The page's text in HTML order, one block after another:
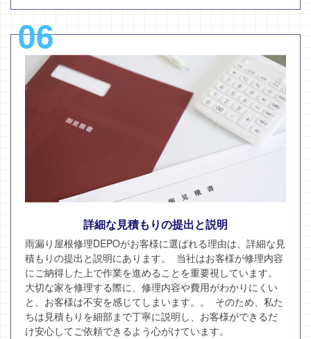
06
詳細な見積もりの提出と説明
雨漏り屋根修理DEPOがお客様に選ばれる理由は、詳細な見
積もりの提出と説明にあります。 当社はお客様が修理内容
にご納得した上で作業を進めることを重要視しています。
大切な家を修理する際に、修理内容や費用がわかりにくい
と、お客様は不安を感じてしまいます。。 そのため、私た
ちは見積もりを細部まで丁寧に説明し、お客様ができるだ
け安心してご依頼できるよう心がけています。